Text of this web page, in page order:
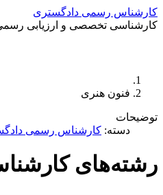
کارشناس رسمی دادگستری
کارشناسی تخصصی و ارزیابی
فنون هنری
توضیحات
دسته: کارشناس رسمی
رشته‌های کارشناسی